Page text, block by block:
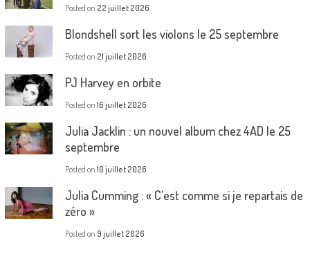
Posted on 22 juillet 2026
Blondshell sort les violons le 25 septembre
Posted on 21 juillet 2026
PJ Harvey en orbite
Posted on 16 juillet 2026
Julia Jacklin : un nouvel album chez 4AD le 25
septembre
Posted on 10 juillet 2026
Julia Cumming : « C’est comme si je repartais de
zéro »
Posted on 9 juillet 2026